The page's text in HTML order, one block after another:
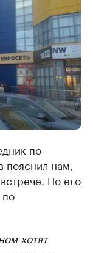
по
пояснил нам,
По его
хотят